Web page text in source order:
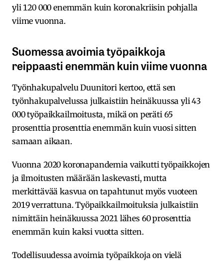
yli 120 000 enemmän kuin koronakriisin pohjalla
viime vuonna.
Suomessa avoimia työpaikkoja
reippaasti enemmän kuin viime vuonna
Työnhakupalvelu Duunitori kertoo, että sen
työnhakupalvelussa julkaistiin heinäkuussa yli 43
000 työpaikkailmoitusta, mikä on peräti 65
prosenttia prosenttia enemmän kuin vuosi sitten
samaan aikaan.
Vuonna 2020 koronapandemia vaikutti työpaikkojen
ja ilmoitusten määrään laskevasti, mutta
merkittävää kasvua on tapahtunut myös vuoteen
2019 verrattuna. Työpaikkailmoituksia julkaistiin
nimittäin heinäkuussa 2021 lähes 60 prosenttia
enemmän kuin kaksi vuotta sitten.
Todellisuudessa avoimia työpaikkoja on vielä